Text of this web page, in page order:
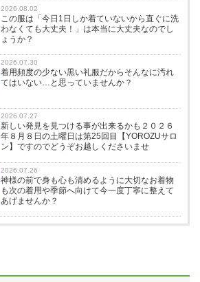
2026.08.02
この服は「今日1日しか着ていないから直ぐに洗
わなくても大丈夫！」は本当に大丈夫なのでし
ょうか？
2026.07.30
着用頻度の少ない黒い礼服だからそんなに汚れ
てはいない…と思っていませんか？
2026.07.27
新しい発見を見つける事が出来るかも２０２６
年８月８日の土曜日は第25回目【YOROZUサロ
ン】ですのでどうぞお越しくださいませ
2026.07.26
神様の前で身も心も清めるように大切なお着物
も次の着用や季節へ向けて今一度丁寧に整えて
あげませんか？